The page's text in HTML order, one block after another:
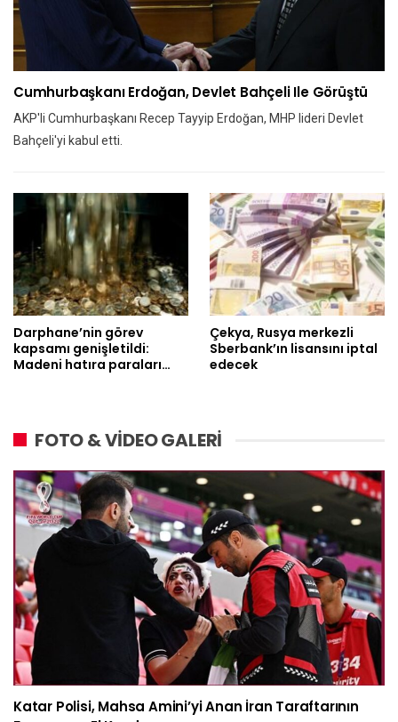
Cumhurbaşkanı Erdoğan, Devlet Bahçeli Ile Görüştü
AKP'li Cumhurbaşkanı Recep Tayyip Erdoğan, MHP lideri Devlet
Bahçeli'yi kabul etti.
Darphane’nin görev
kapsamı genişletildi:
Madeni hatıra paraları…
Çekya, Rusya merkezli
Sberbank’ın lisansını iptal
edecek
FOTO & VİDEO GALERİ
Katar Polisi, Mahsa Amini’yi Anan İran Taraftarının